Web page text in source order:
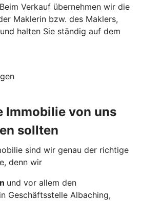
Verkauf übernehmen wir die
Maklerin bzw. des Maklers,
halten Sie ständig auf dem
Immobilie von uns
sollten
sind wir genau der richtige
denn wir
und vor allem den
Geschäftsstelle Albaching,